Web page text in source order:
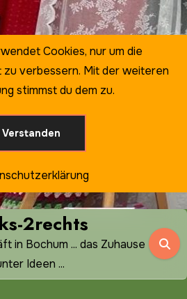
2rechts
in Bochum ... das Zuhause
Ideen ...
Cookies, nur um die
verbessern. Mit der weiteren
stimmst du dem zu.
Verstanden